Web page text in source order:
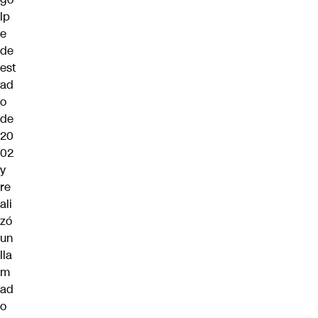
lp
e
de
est
ad
o
de
20
02
y
re
ali
zó
un
lla
m
ad
o